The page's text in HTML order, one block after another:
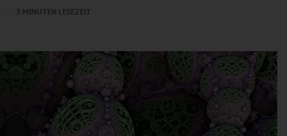
3 MINUTEN LESEZEIT